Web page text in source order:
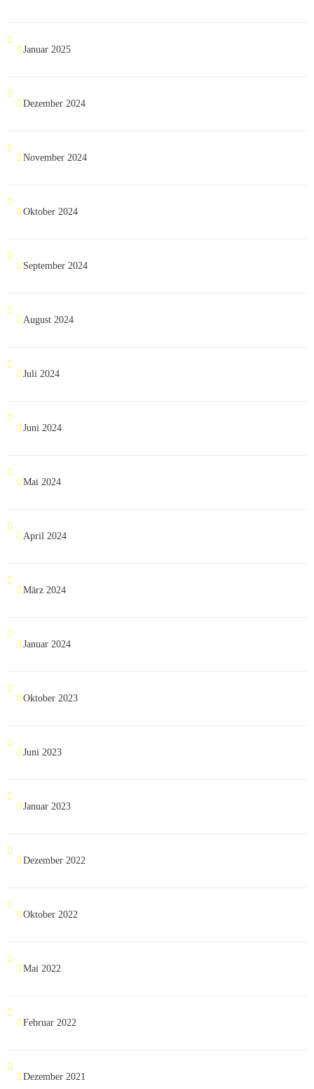
Januar 2025
Dezember 2024
November 2024
Oktober 2024
September 2024
August 2024
Juli 2024
Juni 2024
Mai 2024
April 2024
März 2024
Januar 2024
Oktober 2023
Juni 2023
Januar 2023
Dezember 2022
Oktober 2022
Mai 2022
Februar 2022
Dezember 2021